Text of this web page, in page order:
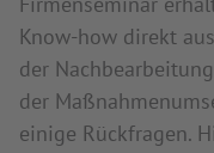
Know-how direkt
der
der
einige Rückfragen.